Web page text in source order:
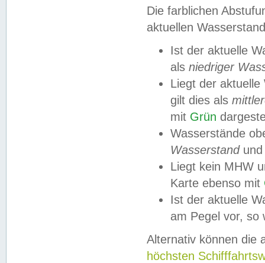
Die farblichen
aktuellen
Ist der aktuelle
als niedriger
Liegt der
gilt dies als
mit Grün
Wasserstände
Wasserstandund
Liegt kein MHW
Karte ebenso mit
Ist der aktuelle
am Pegel vor,
Alternativ können die
höchsten